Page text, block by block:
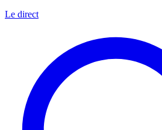
Le direct